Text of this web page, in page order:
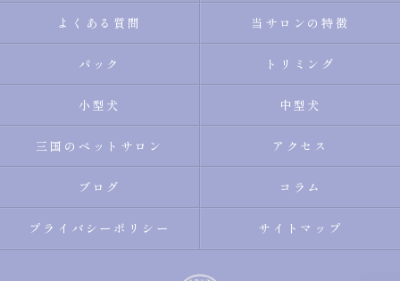
よくある質問 当サロンの特徴
パック トリミング
小型犬 中型犬
三国のペットサロン アクセス
ブログ コラム
プライバシーポリシー サイトマップ